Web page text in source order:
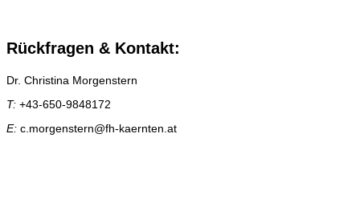
Rückfragen & Kontakt:
Dr. Christina Morgenstern
T: +43-650-9848172
E: c.morgenstern@fh-kaernten.at